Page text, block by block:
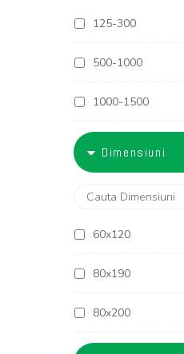
125-300
500-1000
1000-1500
2500-3000
3000-4000
4000-5000
Dimensiuni
60x120
80x190
80x200